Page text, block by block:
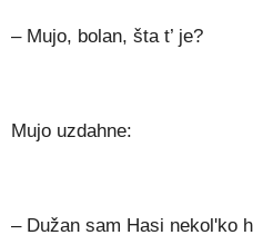
– Mujo, bolan, šta t’ je?
Mujo uzdahne:
– Dužan sam Hasi nekol'ko